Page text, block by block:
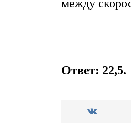
между
Ответ: 22,5.